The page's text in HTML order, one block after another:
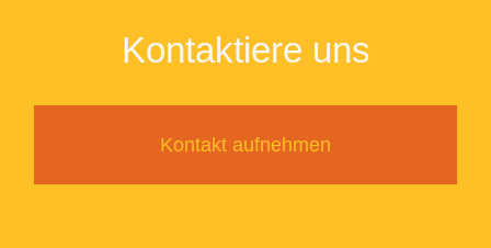
Kontaktiere uns
Kontakt aufnehmen